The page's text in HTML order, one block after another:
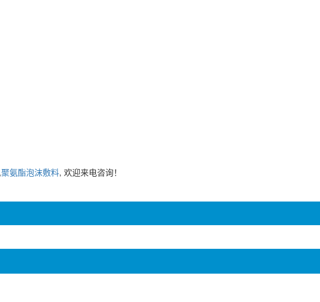
,聚氨酯泡沫敷料, 欢迎来电咨询！